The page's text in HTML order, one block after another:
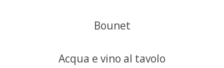
Bounet
Acqua e vino al tavolo